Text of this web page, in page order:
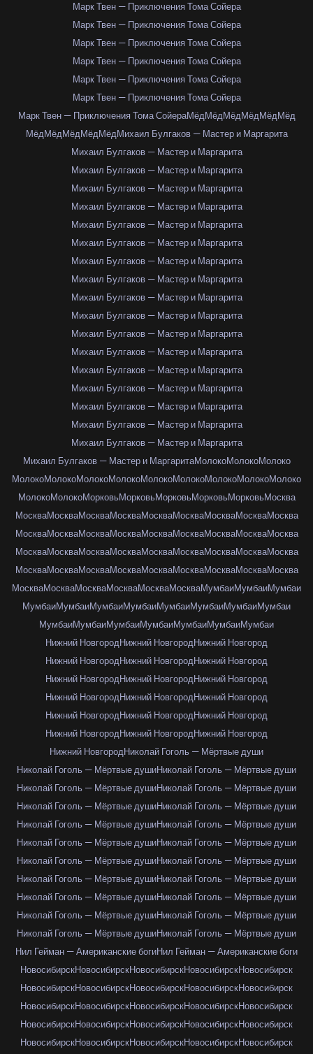
Марк Твен — Приключения Тома Сойера
Марк Твен — Приключения Тома Сойера
Марк Твен — Приключения Тома Сойера
Марк Твен — Приключения Тома Сойера
Марк Твен — Приключения Тома Сойера
Марк Твен — Приключения Тома Сойера
Марк Твен — Приключения Тома СойераМёдМёдМёдМёдМёдМёд
МёдМёдМёдМёдМёдМихаил Булгаков — Мастер и Маргарита
Михаил Булгаков — Мастер и Маргарита
Михаил Булгаков — Мастер и Маргарита
Михаил Булгаков — Мастер и Маргарита
Михаил Булгаков — Мастер и Маргарита
Михаил Булгаков — Мастер и Маргарита
Михаил Булгаков — Мастер и Маргарита
Михаил Булгаков — Мастер и Маргарита
Михаил Булгаков — Мастер и Маргарита
Михаил Булгаков — Мастер и Маргарита
Михаил Булгаков — Мастер и Маргарита
Михаил Булгаков — Мастер и Маргарита
Михаил Булгаков — Мастер и Маргарита
Михаил Булгаков — Мастер и Маргарита
Михаил Булгаков — Мастер и Маргарита
Михаил Булгаков — Мастер и Маргарита
Михаил Булгаков — Мастер и Маргарита
Михаил Булгаков — Мастер и Маргарита
Михаил Булгаков — Мастер и МаргаритаМолокоМолокоМолоко
МолокоМолокоМолокоМолокоМолокоМолокоМолокоМолокоМолоко
МолокоМолокоМорковьМорковьМорковьМорковьМорковьМосква
МоскваМоскваМоскваМоскваМоскваМоскваМоскваМоскваМосква
МоскваМоскваМоскваМоскваМоскваМоскваМоскваМоскваМосква
МоскваМоскваМоскваМоскваМоскваМоскваМоскваМоскваМосква
МоскваМоскваМоскваМоскваМоскваМоскваМоскваМоскваМосква
МоскваМоскваМоскваМоскваМоскваМоскваМумбаиМумбаиМумбаи
МумбаиМумбаиМумбаиМумбаиМумбаиМумбаиМумбаиМумбаи
МумбаиМумбаиМумбаиМумбаиМумбаиМумбаиМумбаи
Нижний НовгородНижний НовгородНижний Новгород
Нижний НовгородНижний НовгородНижний Новгород
Нижний НовгородНижний НовгородНижний Новгород
Нижний НовгородНижний НовгородНижний Новгород
Нижний НовгородНижний НовгородНижний Новгород
Нижний НовгородНижний НовгородНижний Новгород
Нижний НовгородНиколай Гоголь — Мёртвые души
Николай Гоголь — Мёртвые душиНиколай Гоголь — Мёртвые души
Николай Гоголь — Мёртвые душиНиколай Гоголь — Мёртвые души
Николай Гоголь — Мёртвые душиНиколай Гоголь — Мёртвые души
Николай Гоголь — Мёртвые душиНиколай Гоголь — Мёртвые души
Николай Гоголь — Мёртвые душиНиколай Гоголь — Мёртвые души
Николай Гоголь — Мёртвые душиНиколай Гоголь — Мёртвые души
Николай Гоголь — Мёртвые душиНиколай Гоголь — Мёртвые души
Николай Гоголь — Мёртвые душиНиколай Гоголь — Мёртвые души
Николай Гоголь — Мёртвые душиНиколай Гоголь — Мёртвые души
Николай Гоголь — Мёртвые душиНиколай Гоголь — Мёртвые души
Нил Гейман — Американские богиНил Гейман — Американские боги
НовосибирскНовосибирскНовосибирскНовосибирскНовосибирск
НовосибирскНовосибирскНовосибирскНовосибирскНовосибирск
НовосибирскНовосибирскНовосибирскНовосибирскНовосибирск
НовосибирскНовосибирскНовосибирскНовосибирскНовосибирск
НовосибирскНовосибирскНовосибирскНовосибирскНовосибирск